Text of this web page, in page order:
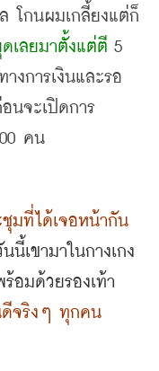
โกนผมเกลี้ยงแต่ก็
ดเลยมาตั้งแต่ตี
งการเงินและรอ
นจะเปิดการ
คน
มที่ได้เจอหน้ากัน
นี้เขามาในกางเกง
อมด้วยรองเท้า
ดีจริงๆ ทุกคน